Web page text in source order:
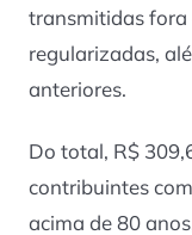
transmitidas fora
regularizadas,
anteriores.
Do total, R$
contribuintes
acima de 80